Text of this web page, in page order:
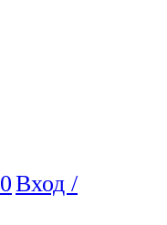
0Вход /